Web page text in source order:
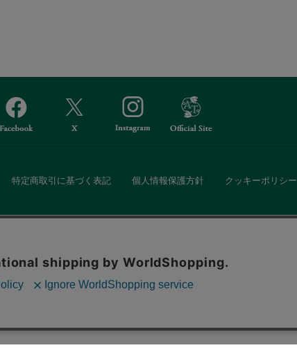
特定商取引に基づく表記 個人情報保護方針 クッキーポリシー
意の可否を選択してください。選
を通じて収集する情報には「お客